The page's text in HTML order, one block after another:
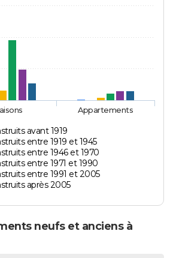
avant 1919
entre 1919 et 1945
entre 1946 et 1970
entre 1971 et 1990
entre 1991 et 2005
après 2005
Appartements
neufs et anciens à